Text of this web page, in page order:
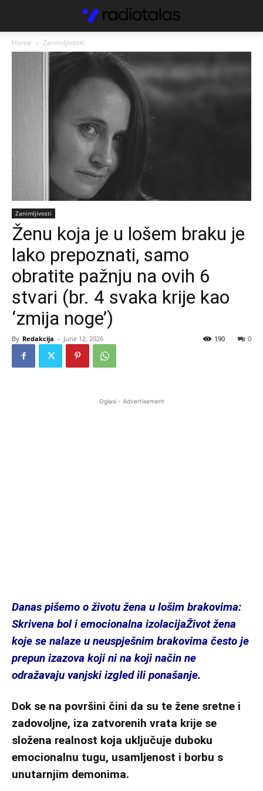
Home Zanimljivosti
Zanimljivosti
Ženu koja je u lošem braku je
lako prepoznati, samo
obratite pažnju na ovih 6
stvari (br. 4 svaka krije kao
‘zmija noge’)
By Redakcija - June 12, 2026 0
190
Oglasi - Advertisement
Danas pišemo o životu žena u lošim brakovima:
Skrivena bol i emocionalna izolacijaŽivot žena
koje se nalaze u neuspješnim brakovima često je
prepun izazova koji ni na koji način ne
odražavaju vanjski izgled ili ponašanje.
Dok se na površini čini da su te žene sretne i
zadovoljne, iza zatvorenih vrata krije se
složena realnost koja uključuje duboku
emocionalnu tugu, usamljenost i borbu s
unutarnjim demonima.